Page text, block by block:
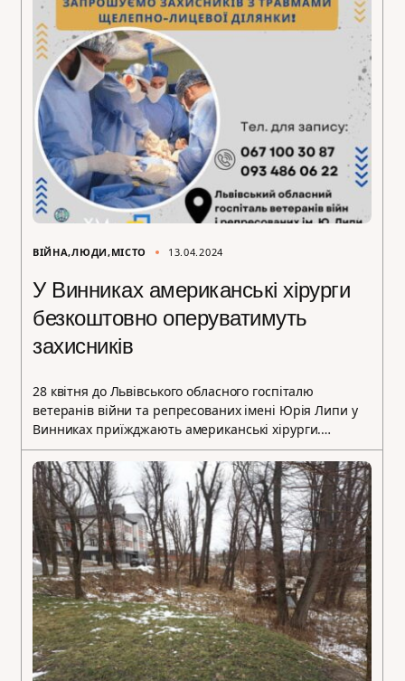
ВІЙНА ЛЮДИ МІСТО 13.04.2024
У Винниках американські хірурги
безкоштовно оперуватимуть
захисників
28 квітня до Львівського обласного госпіталю
ветеранів війни та репресованих імені Юрія Липи у
Винниках приїжджають американські хірурги.…